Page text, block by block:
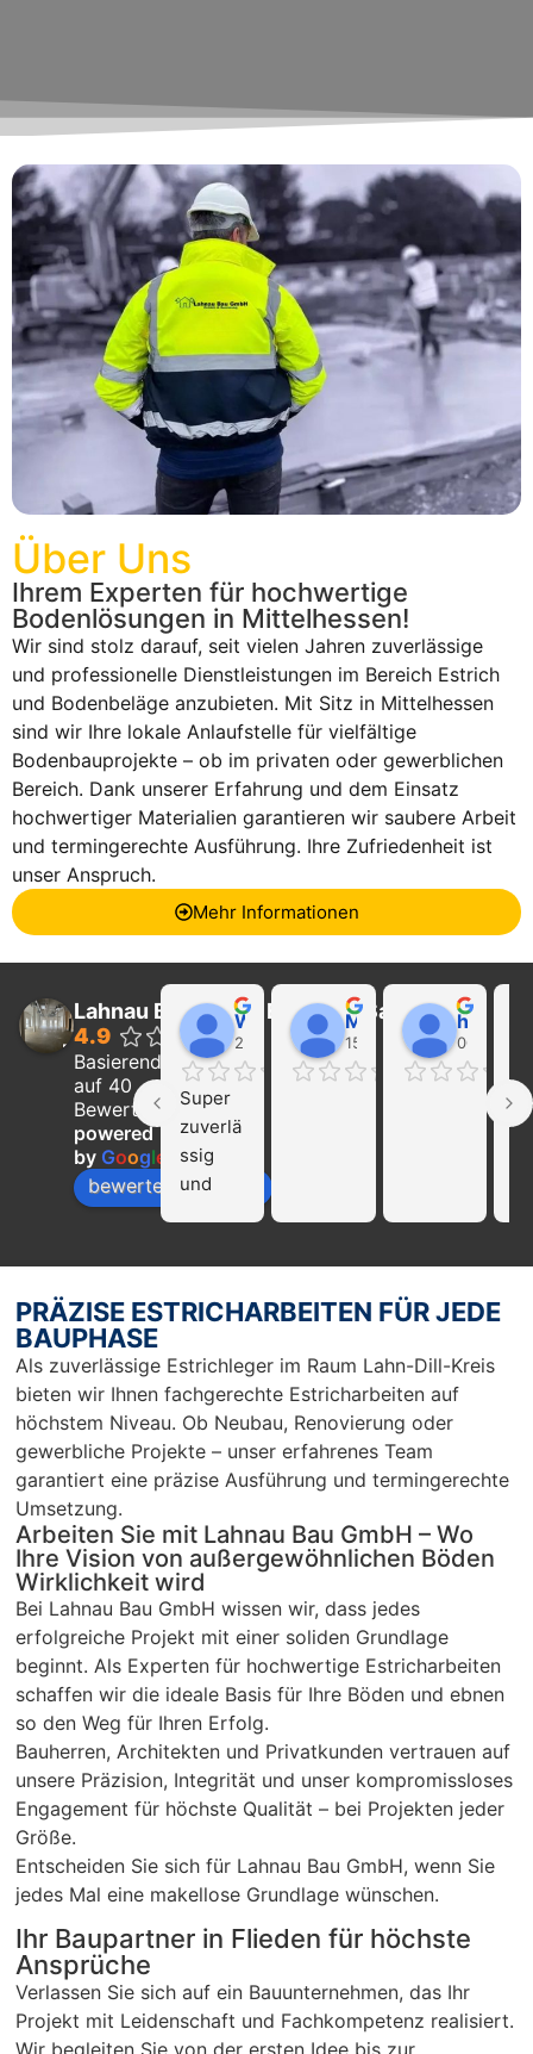
Über Uns
Ihrem Experten für hochwertige
Bodenlösungen in Mittelhessen!
Wir sind stolz darauf, seit vielen Jahren zuverlässige
und professionelle Dienstleistungen im Bereich Estrich
und Bodenbeläge anzubieten. Mit Sitz in Mittelhessen
sind wir Ihre lokale Anlaufstelle für vielfältige
Bodenbauprojekte – ob im privaten oder gewerblichen
Bereich. Dank unserer Erfahrung und dem Einsatz
hochwertiger Materialien garantieren wir saubere Arbeit
und termingerechte Ausführung. Ihre Zufriedenheit ist
unser Anspruch.
Mehr Informationen
Lahnau Bau GmbH Estrich & Sanierung
4.9
Basierend
auf 40
Bewertungen
powered
by Google
bewerte uns auf
Walter Wider
22:21 01 Feb 24
Super
zuverlä
ssig
und
Nur zu
empfeh
len…
Marcel Becker
15:39 31 Jan 24
hayat Nikolaeva
00:29 16
PRÄZISE ESTRICHARBEITEN FÜR JEDE
BAUPHASE
Als zuverlässige Estrichleger im Raum Lahn-Dill-Kreis
bieten wir Ihnen fachgerechte Estricharbeiten auf
höchstem Niveau. Ob Neubau, Renovierung oder
gewerbliche Projekte – unser erfahrenes Team
garantiert eine präzise Ausführung und termingerechte
Umsetzung.
Arbeiten Sie mit Lahnau Bau GmbH – Wo
Ihre Vision von außergewöhnlichen Böden
Wirklichkeit wird
Bei Lahnau Bau GmbH wissen wir, dass jedes
erfolgreiche Projekt mit einer soliden Grundlage
beginnt. Als Experten für hochwertige Estricharbeiten
schaffen wir die ideale Basis für Ihre Böden und ebnen
so den Weg für Ihren Erfolg.
Bauherren, Architekten und Privatkunden vertrauen auf
unsere Präzision, Integrität und unser kompromissloses
Engagement für höchste Qualität – bei Projekten jeder
Größe.
Entscheiden Sie sich für Lahnau Bau GmbH, wenn Sie
jedes Mal eine makellose Grundlage wünschen.
Ihr Baupartner in Flieden für höchste
Ansprüche
Verlassen Sie sich auf ein Bauunternehmen, das Ihr
Projekt mit Leidenschaft und Fachkompetenz realisiert.